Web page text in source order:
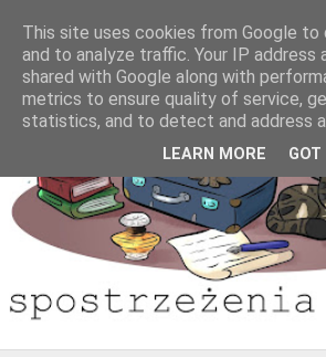
This site uses cookies from Google to
and to analyze traffic. Your IP address
shared with Google along with
metrics to ensure quality of service,
statistics, and to detect and address
LEARN MORE GOT